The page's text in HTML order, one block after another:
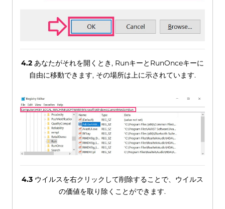
4.2あなたがそれを開くとき, RunキーとRunOnceキーに
自由に移動できます, その場所は上に示されています.
4.3ウイルスを右クリックして削除することで、ウイルス
の価値を取り除くことができます.